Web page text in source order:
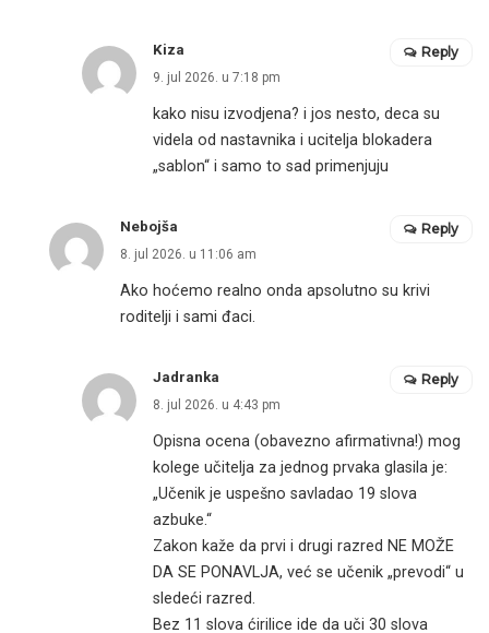
Kiza
9. jul 2026. u 7:18 pm
kako nisu izvodjena? i jos nesto, deca su
videla od nastavnika i ucitelja blokadera
„sablon“ i samo to sad primenjuju
Reply
Nebojša
8. jul 2026. u 11:06 am
Ako hoćemo realno onda apsolutno su krivi
roditelji i sami đaci.
Reply
Jadranka
8. jul 2026. u 4:43 pm
Opisna ocena (obavezno afirmativna!) mog
kolege učitelja za jednog prvaka glasila je:
„Učenik je uspešno savladao 19 slova
azbuke.“
Zakon kaže da prvi i drugi razred NE MOŽE
DA SE PONAVLJA, već se učenik „prevodi“ u
sledeći razred.
Bez 11 slova ćirilice ide da uči 30 slova
Reply